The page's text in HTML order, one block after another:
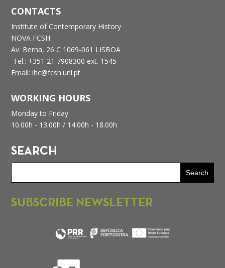
CONTACTS
Institute of Contemporary History
NOVA FCSH
Av. Berna, 26 C 1069-061 LISBOA
Tel.: +351 21 7908300 ext. 1545
Email: ihc@fcsh.unl.pt
WORKING HOURS
Monday to Friday
10.00h - 13.00h / 14.00h - 18.00h
SEARCH
SUBSCRIBE NEWSLETTER